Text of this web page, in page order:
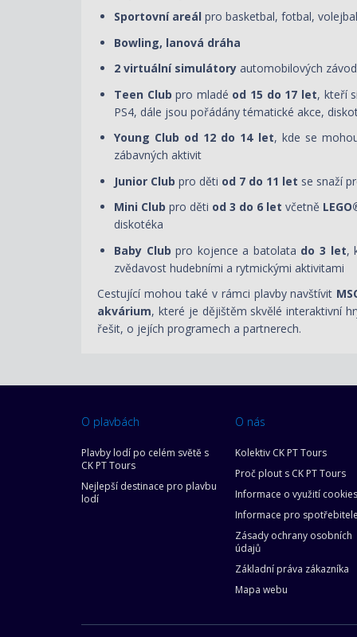
Sportovní areál pro basketbal, fotbal,
Bowling, lanová dráha
2 virtuální simulátory automobilových
Teen Club pro mladé od 15 do 17 let, kteří
PS4, dále jsou pořádány tématické akce,
Young Club od 12 do 14 let, kde se
zábavných aktivit
Junior Club pro děti od 7 do 11 let se snaží
Mini Clubpro děti od 3 do 6 let včetně
diskotéka
Baby Clubpro kojence a batolata do 3 let,
zvědavost hudebními a rytmickými aktivitami
Cestující mohou také v rámci plavby navštívit
akvárium, které je dějištěm skvělé interaktivní
řešit, o jejích programech a partnerech.
O plavbách
Plavby lodí po celém světě s
CK PT Tours
Nejlepší destinace pro plavbu
lodí
O nás
Kolektiv CK PT Tours
Proč plout s CK PT Tours
Informace o využití cookies
Informace pro spotřebitele
Zásady ochrany osobních
údajů
Základní práva zákazníka
Mapa webu